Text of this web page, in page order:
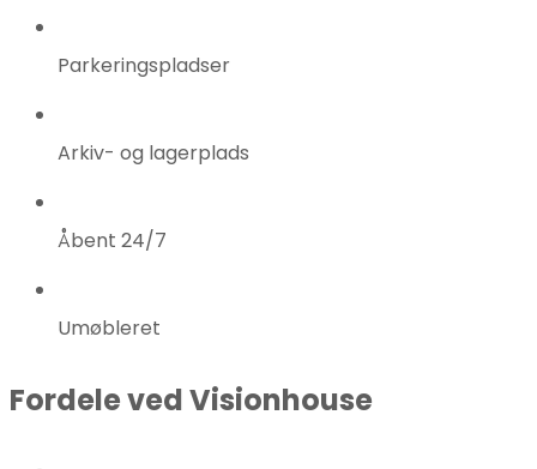
Parkeringspladser
Arkiv- og lagerplads
Åbent 24/7
Umøbleret
Fordele ved Visionhouse